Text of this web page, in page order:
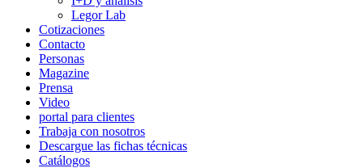
Legor Lab
Cotizaciones
Contacto
Personas
Magazine
Prensa
Video
portal para clientes
Trabaja con nosotros
Descargue las fichas técnicas
Catálogos